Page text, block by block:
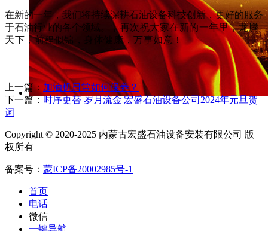
在新的一年，我们将持续深耕石油设备科技创新，更好的服务
于石油行业的各个领域。
，再次祝大家在新的一年里，龙腾
天下，前程似锦，身体健康，万事如意！
上一篇： 加油机日常如何保养？
下一篇： 时序更替 岁月流金|宏盛石油设备公司2024年元旦贺
词
Copyright © 2020-2025 内蒙古宏盛石油设备安装有限公司 版
权所有
备案号： 蒙ICP备20002985号-1
首页
电话
微信